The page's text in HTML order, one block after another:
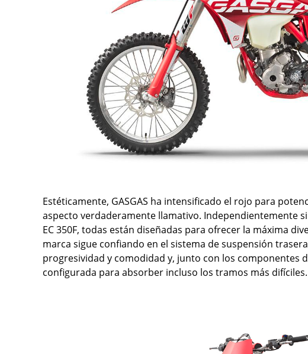
Estéticamente, GASGAS ha intensificado el rojo para
aspecto verdaderamente llamativo. Independientemente si
EC 350F, todas están diseñadas para ofrecer la máxima
marca sigue confiando en el sistema de suspensión
progresividad y comodidad y, junto con los componentes
configurada para absorber incluso los tramos más difíciles.